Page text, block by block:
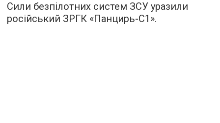
Сили безпілотних систем ЗСУ уразили
російський ЗРГК «Панцирь-С1».